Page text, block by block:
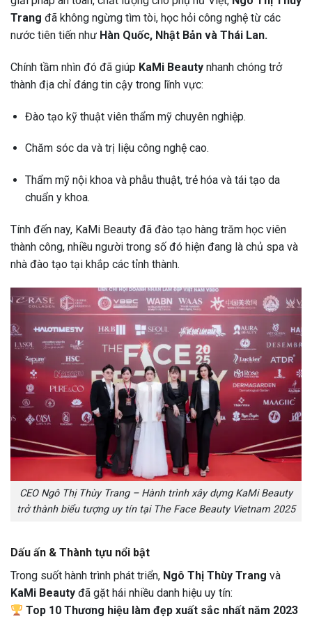
Trang đã không ngừng tìm tòi, học hỏi công nghệ từ các
nước tiên tiến như Hàn Quốc, Nhật Bản và Thái Lan.
Chính tầm nhìn đó đã giúp KaMi Beauty nhanh chóng trở
thành địa chỉ đáng tin cậy trong lĩnh vực:
Đào tạo kỹ thuật viên thẩm mỹ chuyên nghiệp.
Chăm sóc da và trị liệu công nghệ cao.
Thẩm mỹ nội khoa và phẫu thuật, trẻ hóa và tái tạo da
chuẩn y khoa.
Tính đến nay, KaMi Beauty đã đào tạo hàng trăm học viên
thành công, nhiều người trong số đó hiện đang là chủ spa và
nhà đào tạo tại khắp các tỉnh thành.
CEO Ngô Thị Thùy Trang – Hành trình xây dựng KaMi Beauty
trở thành biểu tượng uy tín tại The Face Beauty Vietnam 2025
Dấu ấn & Thành tựu nổi bật
Trong suốt hành trình phát triển, Ngô Thị Thùy Trang và
KaMi Beauty đã gặt hái nhiều danh hiệu uy tín:
Top 10 Thương hiệu làm đẹp xuất sắc nhất năm 2023